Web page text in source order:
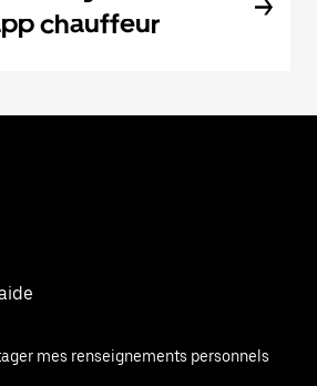
chauffeur
mes renseignements personnels